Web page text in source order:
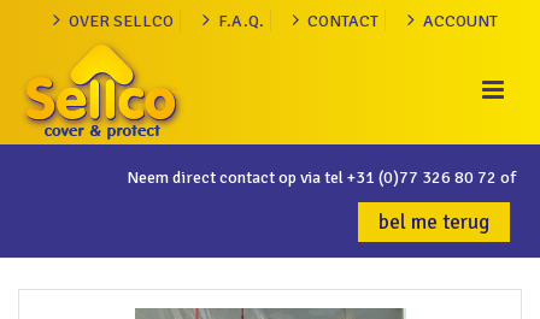
OVER SELLCO F.A.Q. CONTACT ACCOUNT
Neem direct contact op via tel+31 (0)77 326 80 72 of
bel me terug